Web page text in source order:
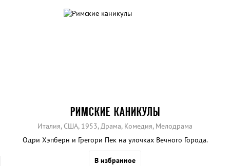
РИМСКИЕ КАНИКУЛЫ
Италия, США, 1953, Драма, Комедия, Мелодрама
Одри Хэпберн и Грегори Пек на улочках Вечного Города.
В избранное